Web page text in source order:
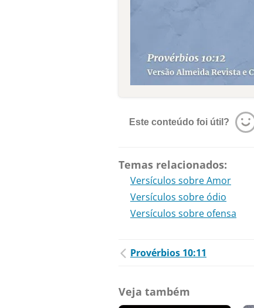
Este conteúdo foi útil?
Temas relacionados:
Versículos sobre Amor
Versículos sobre ódio
Versículos sobre ofensa
Provérbios 10:11
Veja também